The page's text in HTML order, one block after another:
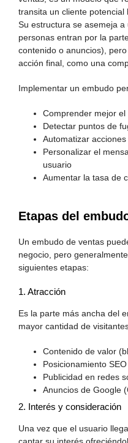
transita un cliente potencial
Su estructura se asemeja
personas entran por la
contenido o anuncios),
acción final, como una
Implementar un embudo
Comprender mejor
Detectar puntos de
Automatizar
Personalizar el
usuario
Aumentar la tasa de
Etapas del
Un embudo de ventas
negocio, pero
siguientes etapas:
1. Atracción
Es la parte más ancha del
mayor cantidad de
Contenido de valor
Posicionamiento SEO
Publicidad en redes
Anuncios de Google
2. Interés y consideración
Una vez que el usuario